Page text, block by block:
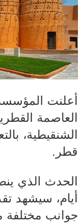
أعلنت
العاصمة
الشنقيطية،
قطر.
الحدث الذي
أيام، سيشهد
جوانب مختلفة